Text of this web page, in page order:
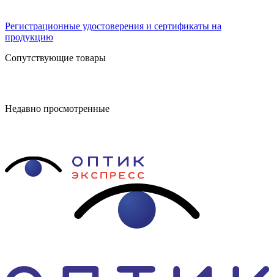
Регистрационные удостоверения и сертификаты на
продукцию
Сопутствующие товары
Недавно просмотренные